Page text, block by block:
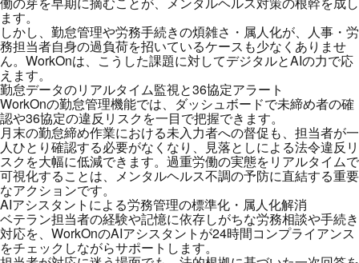
ます。
しかし、勤怠管理や労務手続きの煩雑さ・属人化が、人事・労
務担当者自身の過負荷を招いているケースも少なくありませ
ん。WorkOnは、こうした課題に対してデジタルとAIの力で応
えます。
勤怠データのリアルタイム監視と36協定アラート
WorkOnの勤怠管理機能では、ダッシュボードで未締め者の確
認や36協定の違反リスクを一目で把握できます。
月末の勤怠締め作業における未入力者への督促も、担当者が一
人ひとり確認する必要がなくなり、見落としによる法令違反リ
スクを大幅に低減できます。過重労働の実態をリアルタイムで
可視化することは、メンタルヘルス不調の予防に直結する重要
なアクションです。
AIアシスタントによる労務管理の標準化・属人化解消
ベテラン担当者の経験や記憶に依存しがちな労務相談や手続き
対応を、WorkOnのAIアシスタントが24時間コンプライアンス
をチェックしながらサポートします。